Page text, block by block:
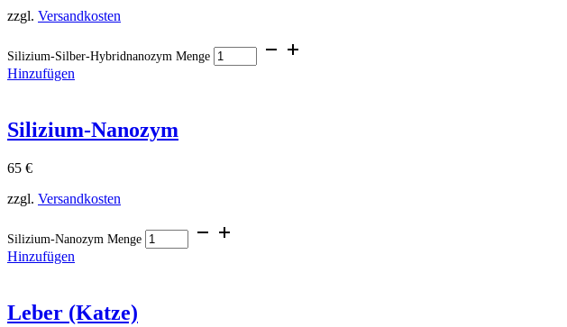
zzgl. Versandkosten
Silizium-Silber-Hybridnanozym Menge
Hinzufügen
Silizium-Nanozym
65 €
zzgl. Versandkosten
Silizium-Nanozym Menge
Hinzufügen
Leber (Katze)